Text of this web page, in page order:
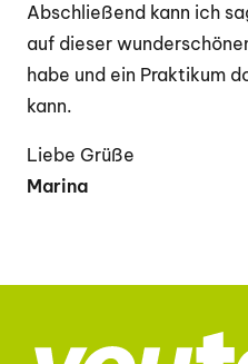
Abschließend kann ich
auf dieser
habe und ein Praktikum
kann.
Liebe Grüße
Marina